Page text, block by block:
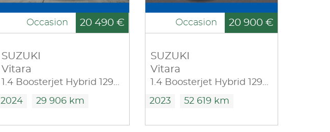
Occasion 20 490 €
SUZUKI
Vitara
1.4 Boosterjet Hybrid 129ch Style
2024 29 906 km
Occasion 20 900 €
SUZUKI
Vitara
1.4 Boosterjet Hybrid 129ch Privilège Allgrip
2023 52 619 km